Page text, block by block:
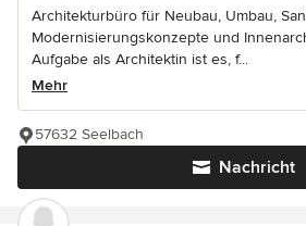
Architekturbüro für Neubau, Umbau,
Modernisierungskonzepte und
Aufgabe als Architektin ist es, f...
Mehr
Nachricht
57632 Seelbach